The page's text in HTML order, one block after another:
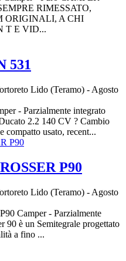
RIMESSATO,
ORIGINALI, A CHI
T E VID...
531
Lido (Teramo) - Agosto
- Parzialmente integrato
2.2 140 CV ? Cambio
compatto usato, recent...
P90
Lido (Teramo) - Agosto
Camper - Parzialmente
90 è un Semitegrale progettato
a fino ...